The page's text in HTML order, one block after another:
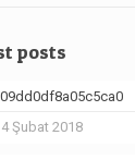
posts
Şubat 2018